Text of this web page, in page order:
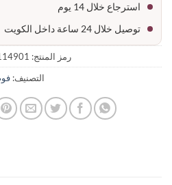
استرجاع خلال 14 يوم
توصيل خلال 24 ساعة داخل الكويت
رمز المنتج:000114901-01
التصنيف:فوط